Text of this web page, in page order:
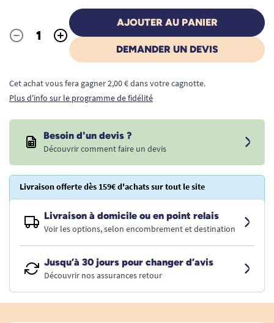
Quantité
- +
AJOUTER AU PANIER
DEMANDER UN DEVIS
Cet achat vous fera gagner 2,00 € dans votre cagnotte.
Plus d'info sur le programme de fidélité
Besoin d'un devis ?
Découvrir comment faire un devis
Livraison offerte dès 159€ d'achats sur tout le site
Livraison à domicile ou en point relais
Voir les options, selon encombrement et destination
Jusqu’à 30 jours pour changer d’avis
Découvrir nos assurances retour